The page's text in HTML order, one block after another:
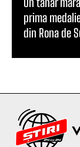
prima
din Rona de